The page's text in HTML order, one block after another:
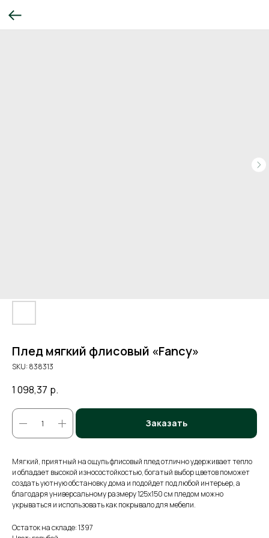
Плед мягкий флисовый «Fancy»
SKU:838313
1 098,37 р.
Заказать
Мягкий, приятный на ощупь флисовый плед отлично удерживает тепло
и обладает высокой износостойкостью, богатый выбор цветов поможет
создать уютную обстановку дома и подойдет под любой интерьер, а
благодаря универсальному размеру 125х150 см пледом можно
укрываться и использовать как покрывало для мебели.
Остаток на складе: 1397